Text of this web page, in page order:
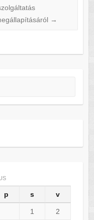
→
p s v
1 2